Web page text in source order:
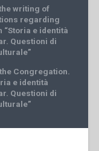
writing of
regarding
e identità
Questioni di
Congregation.
e identità
Questioni di